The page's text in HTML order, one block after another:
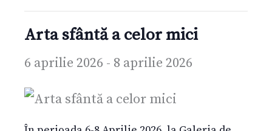
Arta sfântă a celor mici
6 aprilie 2026 - 8 aprilie 2026